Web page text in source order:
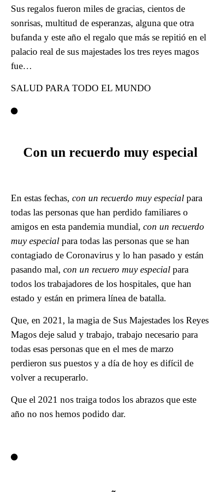
Sus regalos fueron miles de gracias, cientos de
sonrisas, multitud de esperanzas, alguna que otra
bufanda y este año el regalo que más se repitió en el
palacio real de sus majestades los tres reyes magos
fue…
SALUD PARA TODO EL MUNDO
Con un recuerdo muy especial
En estas fechas,con un recuerdo muy especial para
todas las personas que han perdido familiares o
amigos en esta pandemia mundial,con un recuerdo
muy especial para todas las personas que se han
contagiado de Coronavirus y lo han pasado y están
pasando mal,con un recuero muy especial para
todos los trabajadores de los hospitales, que han
estado y están en primera línea de batalla.
Que, en 2021, la magia de Sus Majestades los Reyes
Magos deje salud y trabajo, trabajo necesario para
todas esas personas que en el mes de marzo
perdieron sus puestos y a día de hoy es difícil de
volver a recuperarlo.
Que el 2021 nos traiga todos los abrazos que este
año no nos hemos podido dar.